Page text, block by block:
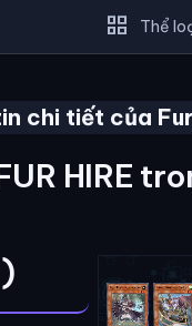
grid_view Thể
chi tiết của
HIRE